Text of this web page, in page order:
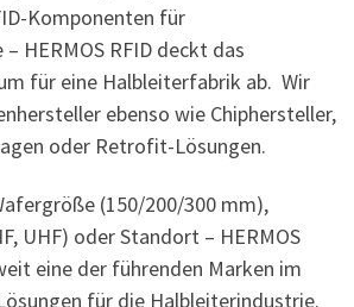
Komponenten für
HERMOS RFID deckt das
für eine Halbleiterfabrik ab. Wir
ebenso wie Chiphersteller,
oder Retrofit-Lösungen.
(150/200/300 mm),
UHF) oder Standort – HERMOS
eine der führenden Marken im
für die Halbleiterindustrie.